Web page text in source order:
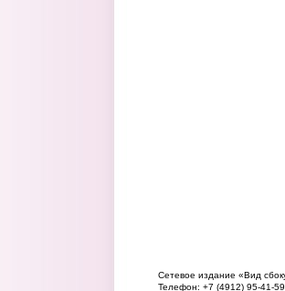
Сетевое издание «Вид
Телефон: +7 (4912) 95-41-